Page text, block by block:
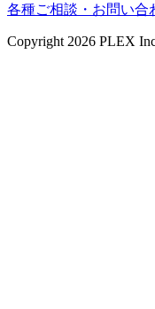
各種ご相談・お問い合
Copyright 2026 PLEX